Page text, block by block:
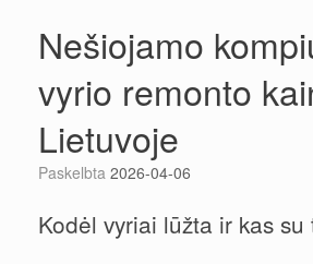
Nešiojamo
vyrio remonto
Lietuvoje
Paskelbta 2026-04-06
Kodėl vyriai lūžta ir kas su